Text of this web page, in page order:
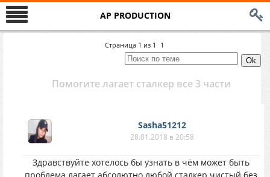
AP PRODUCTION
Страница 1 из 1 1
Помогите лагает сталкер все 3 части
Sasha51212
28.01.2018 в 20:58
Здравствуйте хотелось бы узнать в чём может быть